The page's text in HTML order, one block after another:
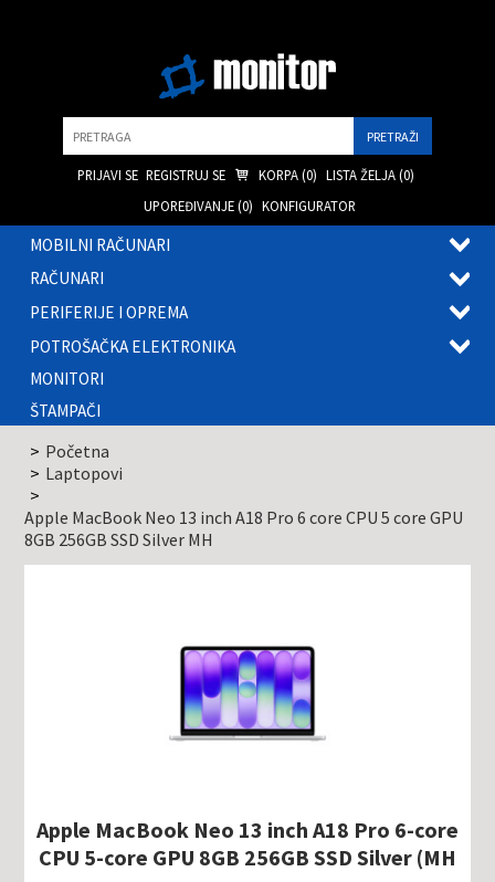
PRIJAVI SE REGISTRUJ SE KORPA (0) LISTA ŽELJA (0)
UPOREĐIVANJE (0) KONFIGURATOR
MOBILNI RAČUNARI
RAČUNARI
PERIFERIJE I OPREMA
POTROŠAČKA ELEKTRONIKA
MONITORI
ŠTAMPAČI
Početna
Laptopovi
Apple MacBook Neo 13 inch A18 Pro 6 core CPU 5 core GPU
8GB 256GB SSD Silver MH
Apple MacBook Neo 13 inch A18 Pro 6-core
CPU 5-core GPU 8GB 256GB SSD Silver (MH